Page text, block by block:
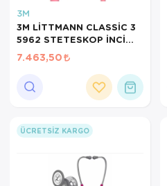
Hasta Bakım Ürünleri
Hasta Bakım Ürünleri
Hava nemlendirici
Kişisel Bakım ve Sağlık
3M
3M LİTTMANN CLASSİC 3
5962 STETESKOP İNCİ
PEMBESİ & AYNALI ÇAN
STETOSKOP
7.463,50
ÜCRETSIZ KARGO